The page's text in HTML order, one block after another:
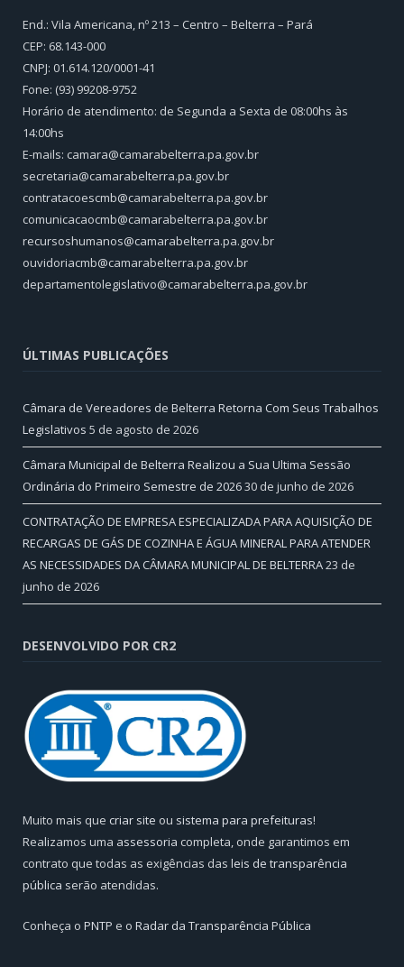
End.: Vila Americana, nº 213 – Centro – Belterra – Pará
CEP: 68.143-000
CNPJ: 01.614.120/0001-41
Fone: (93) 99208-9752
Horário de atendimento: de Segunda a Sexta de 08:00hs às
14:00hs
E-mails: camara@camarabelterra.pa.gov.br
secretaria@camarabelterra.pa.gov.br
contratacoescmb@camarabelterra.pa.gov.br
comunicacaocmb@camarabelterra.pa.gov.br
recursoshumanos@camarabelterra.pa.gov.br
ouvidoriacmb@camarabelterra.pa.gov.br
departamentolegislativo@camarabelterra.pa.gov.br
ÚLTIMAS PUBLICAÇÕES
Câmara de Vereadores de Belterra Retorna Com Seus Trabalhos
Legislativos 5 de agosto de 2026
Câmara Municipal de Belterra Realizou a Sua Ultima Sessão
Ordinária do Primeiro Semestre de 202630 de junho de 2026
CONTRATAÇÃO DE EMPRESA ESPECIALIZADA PARA AQUISIÇÃO DE
RECARGAS DE GÁS DE COZINHA E ÁGUA MINERAL PARA ATENDER
AS NECESSIDADES DA CÂMARA MUNICIPAL DE BELTERRA23 de
junho de 2026
DESENVOLVIDO POR CR2
Muito mais que criar site ou sistema para prefeituras!
Realizamos uma assessoria completa, onde garantimos em
contrato que todas as exigências das leis de transparência
pública serão atendidas.
Conheça o PNTP e o Radar da Transparência Pública